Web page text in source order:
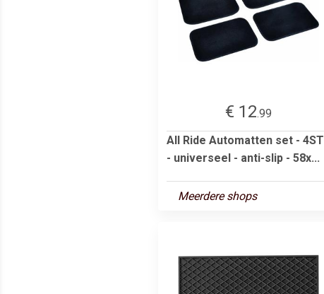
€ 12.99
All Ride Automatten set - 4ST
- universeel - anti-slip - 58x...
Meerdere shops